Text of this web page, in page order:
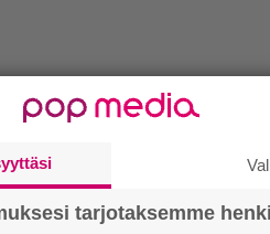
tarjotaksemme